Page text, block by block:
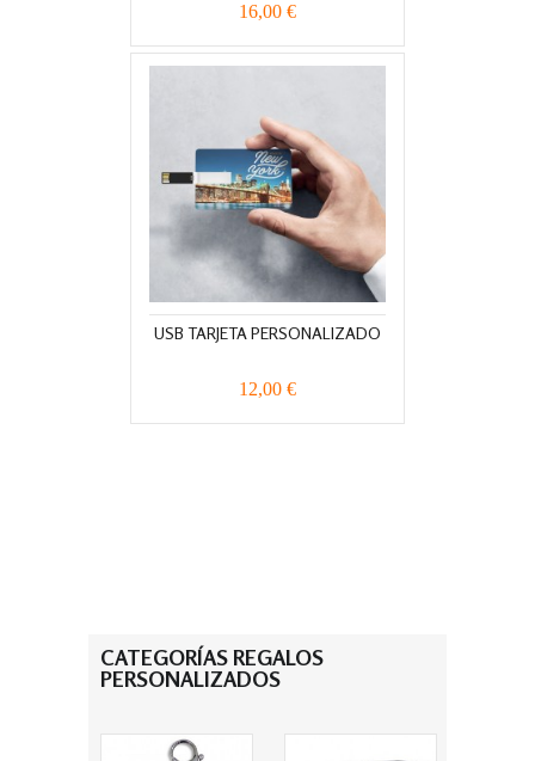
16,00 €
USB TARJETA PERSONALIZADO
12,00 €
CATEGORÍAS REGALOS
PERSONALIZADOS